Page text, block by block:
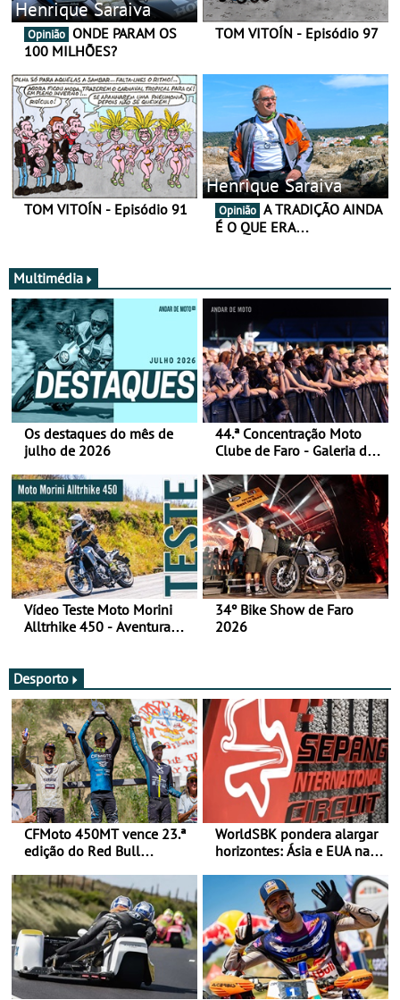
Henrique Saraiva
Opinião
100 MILHÕES?
TOM VITOÍN - Episódio 97
TOM VITOÍN - Episódio 91
Henrique Saraiva
Opinião
É O QUE ERA…
Multimédia
Os destaques do mês de
julho de 2026
44.ª Concentração Moto
Clube de Faro - Galeria de
Vídeo Teste Moto Morini
Alltrhike 450 - Aventura
34º Bike Show de Faro
2026
Desporto
CFMoto 450MT vence 23.ª
edição do Red Bull
Categorias Adventure -
Vitória na Ultimate, Core e
Lite
WorldSBK pondera alargar
horizontes: Ásia e EUA na